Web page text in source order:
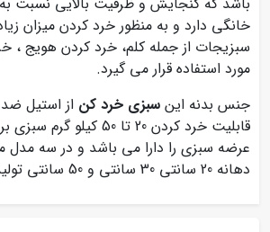
خانگی دارد و به منظور خرد کردن میزان
سبزیجات از جمله کلم، خرد کردن هویج ،
مورد استفاده قرار می گیرد.
جنس بدنه این سبزی خرد کن از استیل
قابلیت خرد کردن 20 تا 50
عرضه سبزی را دارا می باشد و در سه
دهانه 20 سانتی 30 سانتی و 50 سانتی تولید می شود.